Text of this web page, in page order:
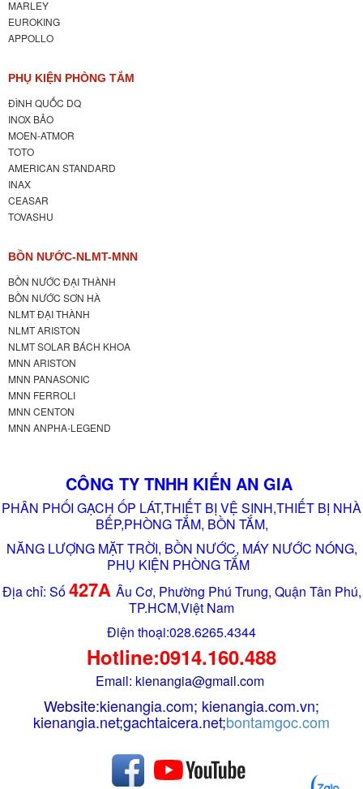
MARLEY
EUROKING
APPOLLO
PHỤ KIỆN PHÒNG TẮM
ĐÌNH QUỐC DQ
INOX BẢO
MOEN-ATMOR
TOTO
AMERICAN STANDARD
INAX
CEASAR
TOVASHU
BỒN NƯỚC-NLMT-MNN
BỒN NƯỚC ĐẠI THÀNH
BỒN NƯỚC SƠN HÀ
NLMT ĐẠI THÀNH
NLMT ARISTON
NLMT SOLAR BÁCH KHOA
MNN ARISTON
MNN PANASONIC
MNN FERROLI
MNN CENTON
MNN ANPHA-LEGEND
CÔNG TY TNHH KIẾN AN GIA
PHÂN PHỐI GẠCH ỐP LÁT,THIẾT BỊ VỆ SINH,THIẾT BỊ NHÀ
BẾP,PHÒNG TẮM, BỒN TẮM,
NĂNG LƯỢNG MẶT TRỜI, BỒN NƯỚC, MÁY NƯỚC NÓNG,
PHỤ KIỆN PHÒNG TẮM
Địa chỉ: Số427A Âu Cơ, Phường Phú Trung, Quận Tân Phú,
TP.HCM,Việt Nam
Điện thoại:028.6265.4344
Hotline:0914.160.488
Email: kienangia@gmail.com
Website:kienangia.com; kienangia.com.vn;
kienangia.net;gachtaicera.net;bontamgoc.com